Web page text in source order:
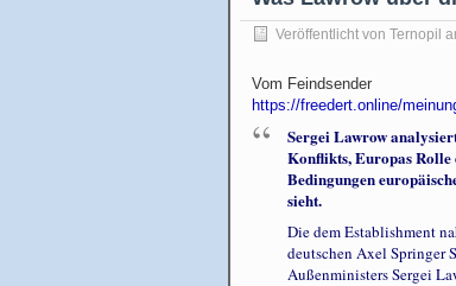
Veröffentlicht von Ternopil
Vom Feindsender
https://freedert.online/
Sergei Lawrow
Konflikts, Europas
Bedingungen
sieht.
Die dem Establishment
deutschen Axel Springer
Außenministers Sergei